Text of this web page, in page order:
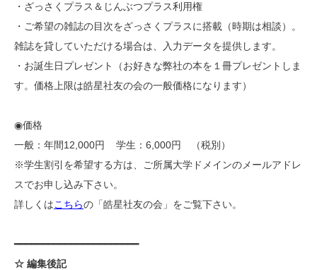
・ざっさくプラス＆じんぶつプラス利用権
・ご希望の雑誌の目次をざっさくプラスに搭載（時期は相談）。
雑誌を貸していただける場合は、入力データを提供します。
・お誕生日プレゼント（お好きな弊社の本を１冊プレゼントしま
す。価格上限は皓星社友の会の一般価格になります）
◉価格
一般：年間12,000円 学生：6,000円 （税別）
※学生割引を希望する方は、ご所属大学ドメインのメールアドレ
スでお申し込み下さい。
詳しくはこちらの「皓星社友の会」をご覧下さい。
━━━━━━━━━━━━━━━━━━━━━━
☆ 編集後記